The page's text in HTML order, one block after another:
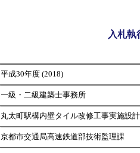
入札執
平成30年度 (2018)
一級・二級建築士事務所
丸太町駅構内壁タイル改修工事実施設
京都市交通局高速鉄道部技術監理課